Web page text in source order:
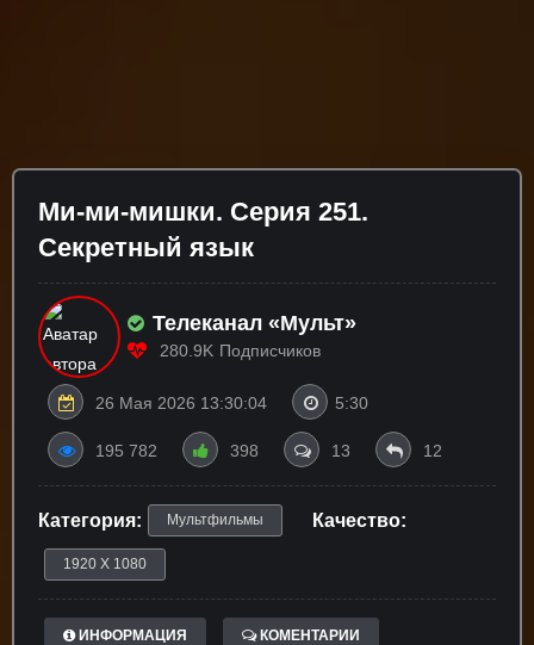
Ми-ми-мишки. Серия 251.
Секретный язык
Телеканал «Мульт»
280.9K Подписчиков
26 Мая 2026 13:30:04 5:30
195 782 398 13 12
Категория: Мультфильмы Качество:
1920 X 1080
ИНФОРМАЦИЯ КОМЕНТАРИИ